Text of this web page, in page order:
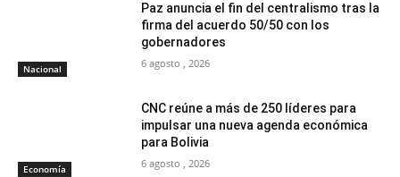
Nacional
Paz anuncia el fin del centralismo tras la
firma del acuerdo 50/50 con los
gobernadores
6 agosto , 2026
Economía
CNC reúne a más de 250 líderes para
impulsar una nueva agenda económica
para Bolivia
6 agosto , 2026